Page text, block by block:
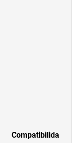
Compatibilida